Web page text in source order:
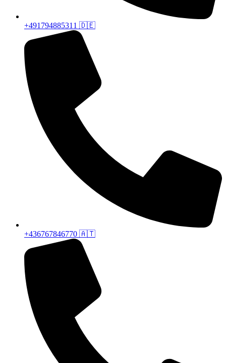
+491794885311 🇩🇪
+436767846770 🇦🇹